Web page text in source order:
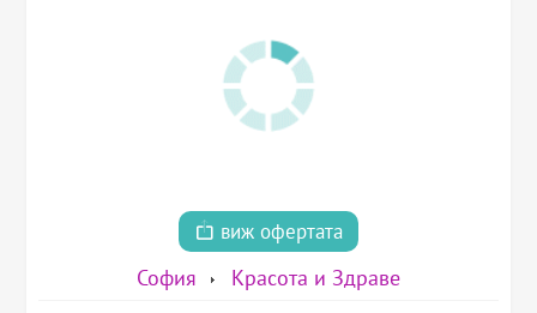
виж офертата
София Красота и Здраве